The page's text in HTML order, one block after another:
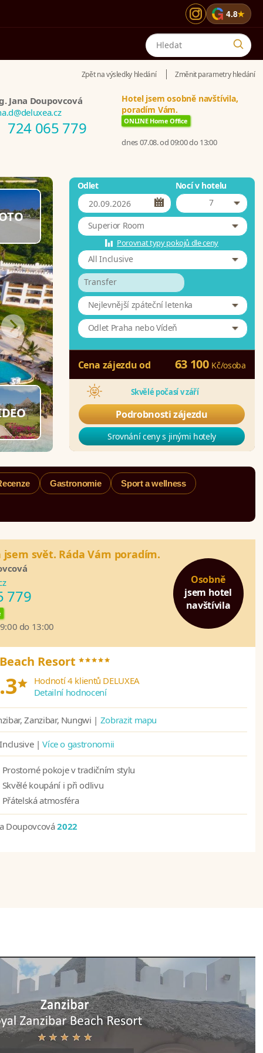
G 4.8★
Zpět na výsledky hledání Změnit parametry hledání
Jana Doupovcová
724 065 779
Hotel jsem osobně navštívila,
poradím Vám.
ONLINE Home Office
dnes 07.08. od 09:00 do 13:00
Odlet
Nocí v hotelu
7
Superior Room
Porovnat typy pokojů dle ceny
All Inclusive
Transfer
Nejlevnější zpáteční letenka
Odlet Praha nebo Vídeň
Cena zájezdu od 63 100 Kč/osoba
Skvělé počasí v září
Podrobnosti zájezdu
Srovnání ceny s jinými hotely
Gastronomie Sport a wellness
Osobně
jsem hotel
navštívila
svět. Ráda Vám poradím.
779
do 13:00
Resort*****
* Hodnotí 4 klientů DELUXEA
Detailní hodnocení
Zanzibar, Nungwi | Zobrazit mapu
|Více o gastronomii
Prostorné pokoje v tradičním stylu
Skvělé koupání i při odlivu
Přátelská atmosféra
Doupovcová2022